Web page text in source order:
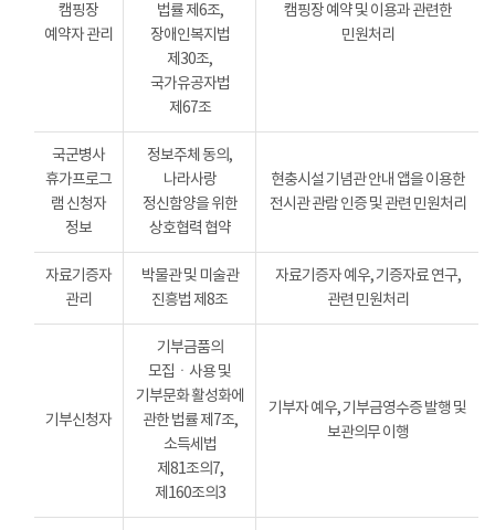
캠핑장
예약자 관리
법률 제6조,
장애인복지법
제30조,
국가유공자법
제67조
캠핑장 예약 및 이용과 관련한
민원처리
국군병사
휴가프로그
램 신청자
정보
정보주체 동의,
나라사랑
정신함양을 위한
상호협력 협약
현충시설 기념관 안내 앱을 이용한
전시관 관람 인증 및 관련 민원처리
자료기증자
관리
박물관 및 미술관
진흥법 제8조
자료기증자 예우, 기증자료 연구,
관련 민원처리
기부신청자
기부금품의
모집ㆍ사용 및
기부문화 활성화에
관한 법률 제7조,
소득세법
제81조의7,
제160조의3
기부자 예우, 기부금영수증 발행 및
보관의무 이행